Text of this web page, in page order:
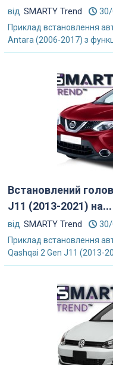
від SMARTY Trend
Приклад встановлення
Antara (2006-2017) з
Встановлений
J11 (2013-2021) на...
від SMARTY Trend
Приклад встановлення
Qashqai 2 Gen J11 (2013-